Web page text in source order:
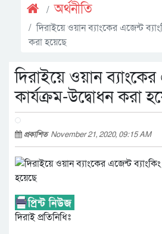
অর্থনীতি
দিরাইয়ে ওয়ান ব্যাংকের এজেন্ট
করা হয়েছে
দিরাইয়ে ওয়ান ব্যাংকের
কার্যক্রম-উদ্বোধন করা
প্রকাশিত November 21, 2020, 09:15 AM
দিরাই প্রতিনিধিঃ